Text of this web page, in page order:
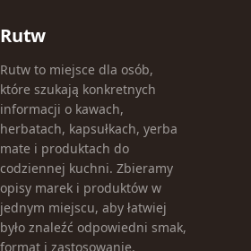
Rutw
Rutw to miejsce dla osób,
które szukają konkretnych
informacji o kawach,
herbatach, kapsułkach, yerba
mate i produktach do
codziennej kuchni. Zbieramy
opisy marek i produktów w
jednym miejscu, aby łatwiej
było znaleźć odpowiedni smak,
format i zastosowanie.